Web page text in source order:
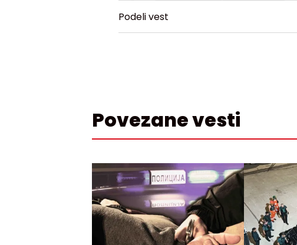
Podeli vest
Povezane vesti